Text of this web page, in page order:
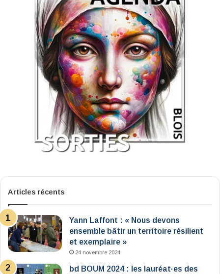
Articles récents
Yann Laffont : « Nous devons
ensemble bâtir un territoire résilient
et exemplaire »
24 novembre 2024
bd BOUM 2024 : les lauréat·es des